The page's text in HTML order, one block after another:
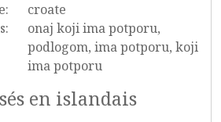
croate
onaj koji ima potporu,
podlogom, ima potporu, koji
ima potporu
en islandais